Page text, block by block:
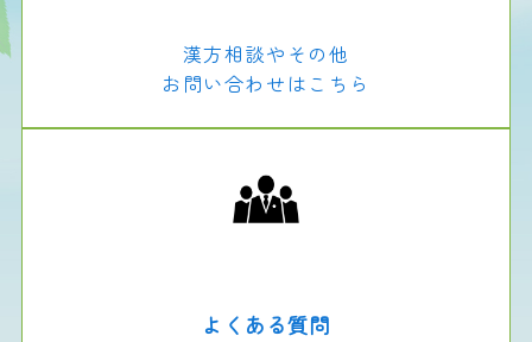
漢方相談やその他
お問い合わせはこちら
よくある質問